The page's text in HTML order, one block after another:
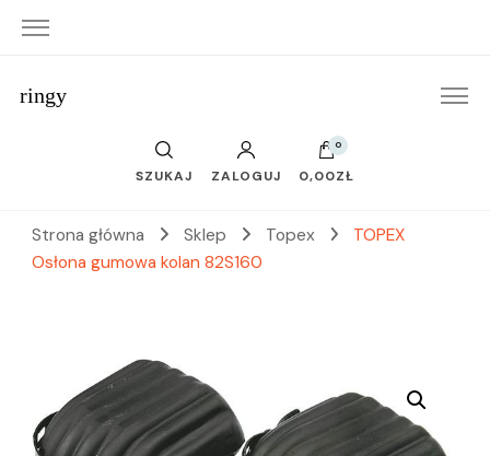
ringy
SZUKAJ ZALOGUJ
0
0,00ZŁ
Strona główna Sklep Topex
TOPEX
Osłona gumowa kolan 82S160